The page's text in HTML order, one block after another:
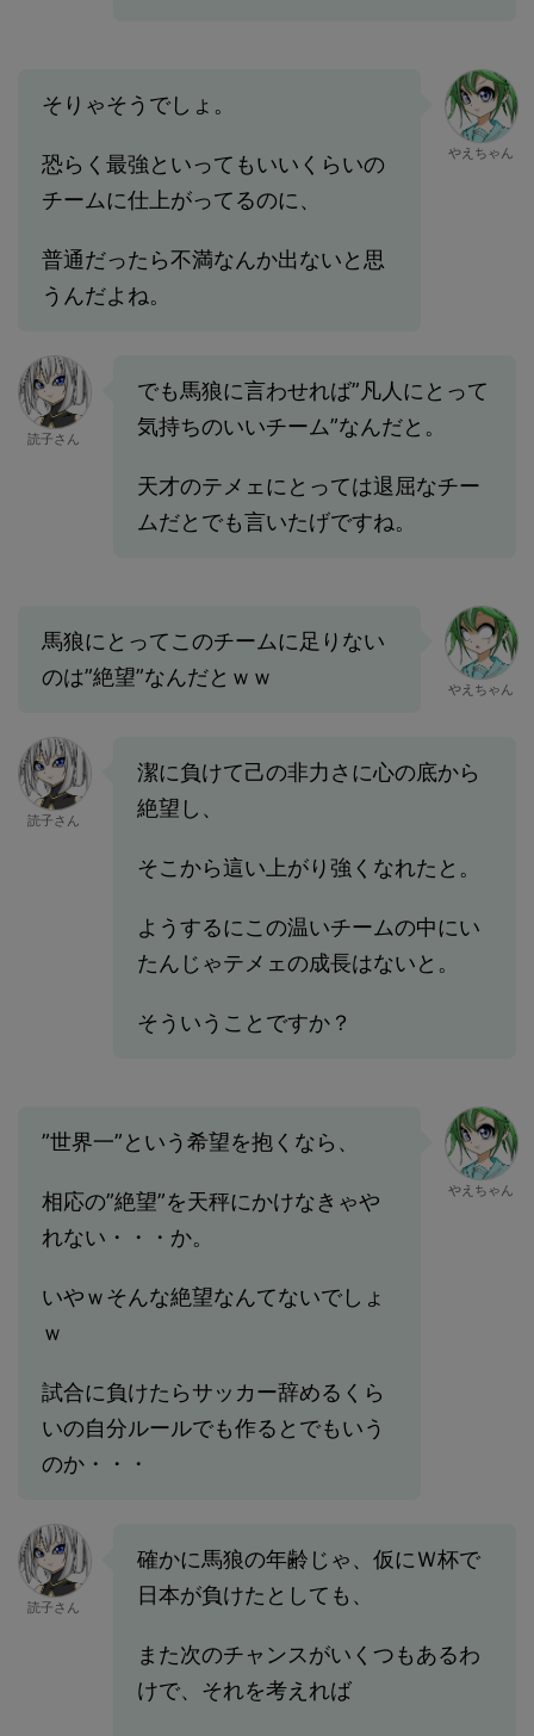
そりゃそうでしょ。
恐らく最強といってもいいくらいの
チームに仕上がってるのに、
普通だったら不満なんか出ないと思
うんだよね。
やえちゃん
読子さん
でも馬狼に言わせれば”凡人にとって
気持ちのいいチーム”なんだと。
天才のテメェにとっては退屈なチー
ムだとでも言いたげですね。
馬狼にとってこのチームに足りない
のは”絶望”なんだとｗｗ
やえちゃん
読子さん
潔に負けて己の非力さに心の底から
絶望し、
そこから這い上がり強くなれたと。
ようするにこの温いチームの中にい
たんじゃテメェの成長はないと。
そういうことですか？
”世界一”という希望を抱くなら、
相応の”絶望”を天秤にかけなきゃや
れない・・・か。
いやｗそんな絶望なんてないでしょ
ｗ
試合に負けたらサッカー辞めるくら
いの自分ルールでも作るとでもいう
のか・・・
やえちゃん
読子さん
確かに馬狼の年齢じゃ、仮にＷ杯で
日本が負けたとしても、
また次のチャンスがいくつもあるわ
けで、それを考えれば